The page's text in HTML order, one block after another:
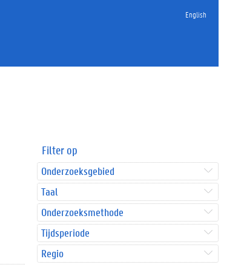
English
Filter op
Onderzoeksgebied
Taal
Onderzoeksmethode
Tijdsperiode
Regio